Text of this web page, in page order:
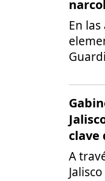
En
clave
A